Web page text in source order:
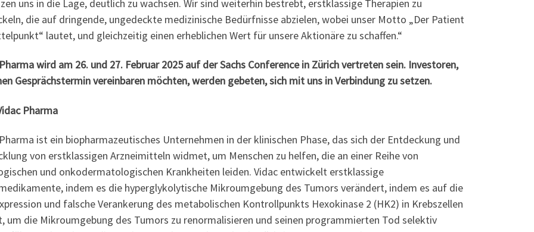
uns in die Lage, deutlich zu wachsen. Wir sind weiterhin bestrebt, erstklassige Therapien zu
die auf dringende, ungedeckte medizinische Bedürfnisse abzielen, wobei unser Motto „Der Patient
lautet, und gleichzeitig einen erheblichen Wert für unsere Aktionäre zu schaffen.“
wird am 26. und 27. Februar 2025 auf der Sachs Conference in Zürich vertreten sein. Investoren,
Gesprächstermin vereinbaren möchten, werden gebeten, sich mit uns in Verbindung zu setzen.
Pharma
ist ein biopharmazeutisches Unternehmen in der klinischen Phase, das sich der Entdeckung und
von erstklassigen Arzneimitteln widmet, um Menschen zu helfen, die an einer Reihe von
und onkodermatologischen Krankheiten leiden. Vidac entwickelt erstklassige
indem es die hyperglykolytische Mikroumgebung des Tumors verändert, indem es auf die
und falsche Verankerung des metabolischen Kontrollpunkts Hexokinase 2 (HK2) in Krebszellen
um die Mikroumgebung des Tumors zu renormalisieren und seinen programmierten Tod selektiv